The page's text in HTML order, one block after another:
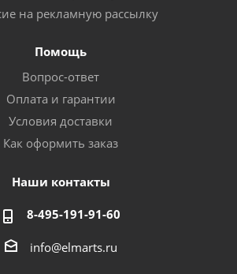
на рекламную рассылку
Помощь
Вопрос-ответ
Оплата и гарантии
Условия доставки
Как оформить заказ
Наши контакты
8-495-191-91-60
info@elmarts.ru